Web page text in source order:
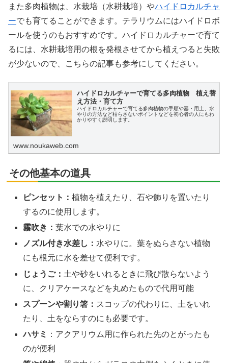
また多肉植物は、水栽培（水耕栽培）やハイドロカルチャ
ーでも育てることができます。テラリウムにはハイドロボ
ールを使うのもおすすめです。ハイドロカルチャーで育て
るには、水耕栽培用の根を発根させてから植えつると失敗
が少ないので、こちらの記事も参考にしてください。
ハイドロカルチャーで育てる多肉植物 植え替
え方法・育て方
ハイドロカルチャーで育てる多肉植物の手順や器・用土、水
やりの方法など枯らさないポイントなどを初心者の人にもわ
かりやすく説明します。
www.noukaweb.com
その他基本の道具
ピンセット：植物を植えたり、石や飾りを置いたり
するのに使用します。
霧吹き：葉水での水やりに
ノズル付き水差し： 水やりに。葉をぬらさない植物
にも根元に水を差せて便利です。
じょうご： 土や砂をいれるときに飛び散らないよう
に、クリアケースなどを丸めたもので代用可能
スプーンや割り箸： スコップの代わりに、土をいれ
たり、土をならすのにも必要です。
ハサミ
：アクアリウム用に作られた先のとがったも
のが便利